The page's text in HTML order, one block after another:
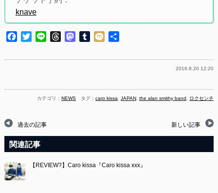
knave
Facebook
TwitterLine ThreadsMastodon
Tumblr
Mixi
2016.8.20 12:20
カテゴリ：NEWS タグ：caro kissa ,JAPAN ,the alan smithy band ロクセンチ
過去の記事 新しい記事
関連記事
【REVIEW?】Caro kissa『Caro kissa xxx』